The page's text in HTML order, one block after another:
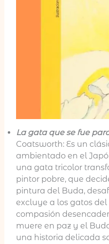
La gata que se fue
Coatsworth: Es un
ambientado en el
una gata tricolor
pintor pobre, que
pintura del Buda,
excluye a los gatos del
compasión
muere en paz y el
una historia delicada